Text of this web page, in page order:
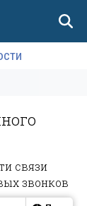
связи
звонков